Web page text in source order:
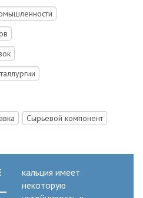
Сырьевой компонент
кальция имеет
некоторую